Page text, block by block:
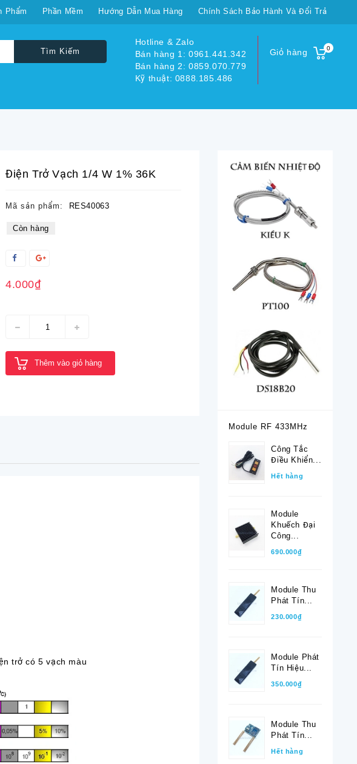
Phẩm Phần Mềm Hướng Dẫn Mua Hàng Chính Sách Bảo Hành Và Đổi Trả
Giỏ hàng 0
Hotline & Zalo
Bán hàng 1: 0961.441.342
Bán hàng 2: 0859.070.779
Kỹ thuật: 0888.185.486
Tìm Kiếm
Điện Trở Vạch 1/4 W 1% 36K
Mã sản phẩm: RES40063
Còn hàng
4.000₫
Thêm vào giỏ hàng
trở có 5 vạch màu
Module RF 433MHz
Công Tắc
Điều Khiển...
Hết hàng
Module
Khuếch Đại
Công...
690.000₫
Module Thu
Phát Tín...
230.000₫
Module Phát
Tín Hiệu...
350.000₫
Module Thu
Phát Tín...
Hết hàng